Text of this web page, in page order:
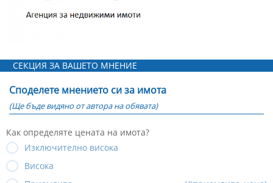
СЕКЦИЯ ЗА ВАШЕТО МНЕНИЕ
Споделете мнението си за имота
(Ще бъде видяно от автора на обявата)
Как определяте цената на имота?
Изключително висока
Висока